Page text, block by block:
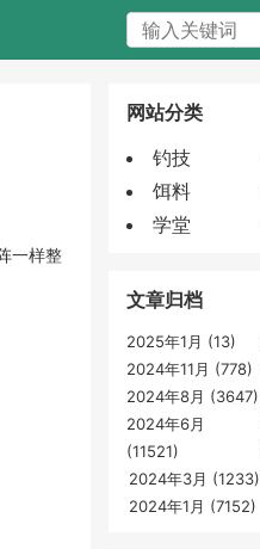
一样整
网站分类
钓技
饵料
学堂
文章归档
2025年1月 (13)
2024年11月 (778)
2024年8月 (3647)
2024年6月
(11521)
2024年3月 (1233)
2024年1月 (7152)